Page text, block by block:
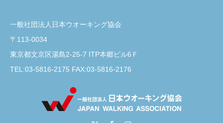
一般社団法人日本ウオーキング協会
〒113-0034
東京都文京区湯島2-25-7 ITP本郷ビル6Ｆ
TEL:03-5816-2175 FAX:03-5816-2176